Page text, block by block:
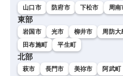
山口市 防府市 下松市 周南
東部
岩国市 光市 柳井市 周防大
田布施町
平生町
北部
萩市 長門市 美祢市 阿武町